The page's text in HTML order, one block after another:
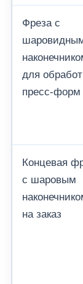
Фреза с
для
пресс-форм
Концевая
с шаровым
на заказ